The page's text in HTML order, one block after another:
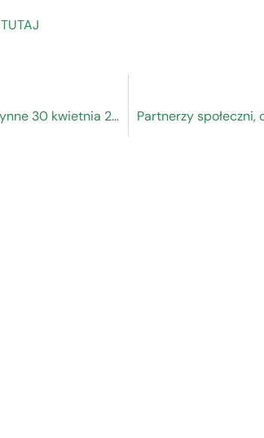
TUTAJ
Komunikat: Biuro ZRP nieczynne 30 kwietnia 2021 r.